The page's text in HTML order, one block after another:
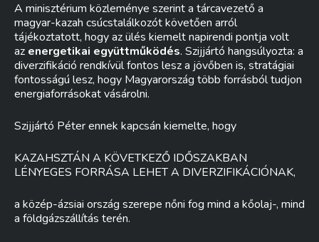
A minisztérium közleménye szerint a tárcavezető a
magyar-kazah csúcstalálkozót követően arról
tájékoztatott, hogy az ülés kiemelt napirendi pontja volt
az energetikai együttműködés. Szijjártó hangsúlyozta: a
diverzifikáció rendkívül fontos lesz a jövőben is, stratágiai
fontosságú lesz, hogy Magyarország több forrásból tudjon
energiaforrásokat vásárolni.
Szijjártó Péter ennek kapcsán kiemelte, hogy
KAZAHSZTÁN A KÖVETKEZŐ IDŐSZAKBAN
LÉNYEGES FORRÁSA LEHET A DIVERZIFIKÁCIÓNAK,
a közép-ázsiai ország szerepe nőni fog mind a kőolaj-, mind
a földgázszállítás terén.